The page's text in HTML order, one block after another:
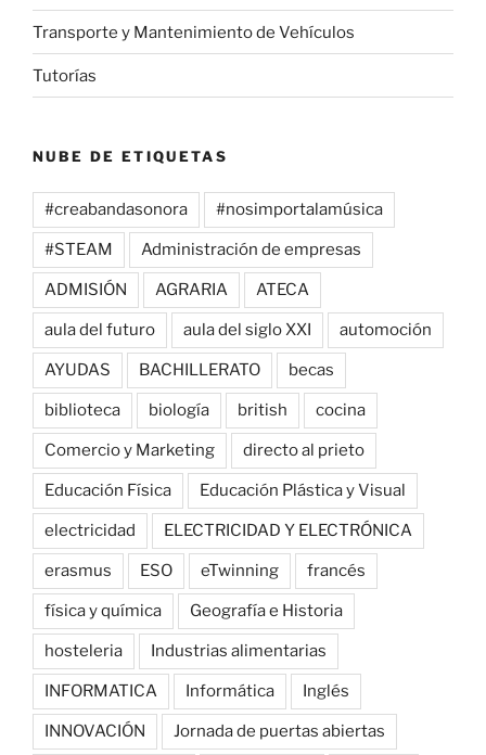
Transporte y Mantenimiento de Vehículos
Tutorías
NUBE DE ETIQUETAS
#creabandasonora #nosimportalamúsica
#STEAM Administración de empresas
ADMISIÓN AGRARIA ATECA
aula del futuro aula del siglo XXI automoción
AYUDAS BACHILLERATO becas
biblioteca biología british cocina
Comercio y Marketing directo al prieto
Educación Física Educación Plástica y Visual
electricidad ELECTRICIDAD Y ELECTRÓNICA
erasmus ESO eTwinning francés
física y química Geografía e Historia
hosteleria Industrias alimentarias
INFORMATICA Informática Inglés
INNOVACIÓN Jornada de puertas abiertas